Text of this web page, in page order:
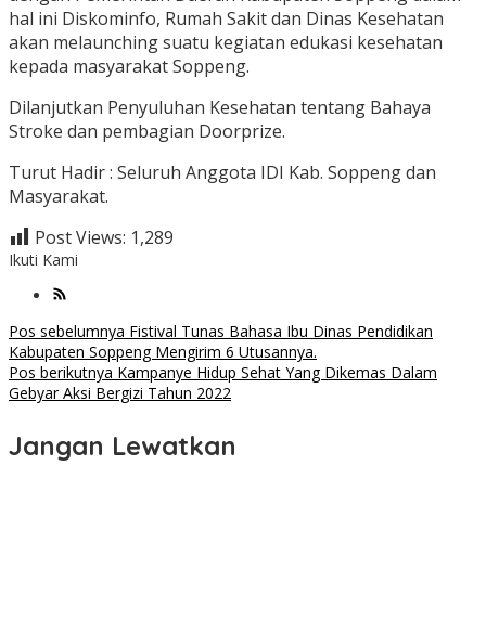
hal ini Diskominfo, Rumah Sakit dan Dinas Kesehatan
akan melaunching suatu kegiatan edukasi kesehatan
kepada masyarakat Soppeng.
Dilanjutkan Penyuluhan Kesehatan tentang Bahaya
Stroke dan pembagian Doorprize.
Turut Hadir : Seluruh Anggota IDI Kab. Soppeng dan
Masyarakat.
Post Views: 1,289
Ikuti Kami
Navigasi
pos
Pos sebelumnya Fistival Tunas Bahasa Ibu Dinas Pendidikan
Kabupaten Soppeng Mengirim 6 Utusannya.
Pos berikutnya Kampanye Hidup Sehat Yang Dikemas Dalam
Gebyar Aksi Bergizi Tahun 2022
Jangan Lewatkan